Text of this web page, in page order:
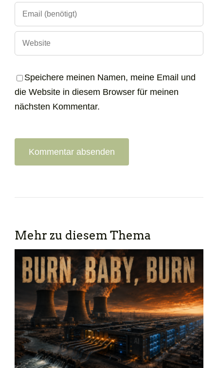
Speichere meinen Namen, meine Email und
die Website in diesem Browser für meinen
nächsten Kommentar.
Mehr zu diesem Thema